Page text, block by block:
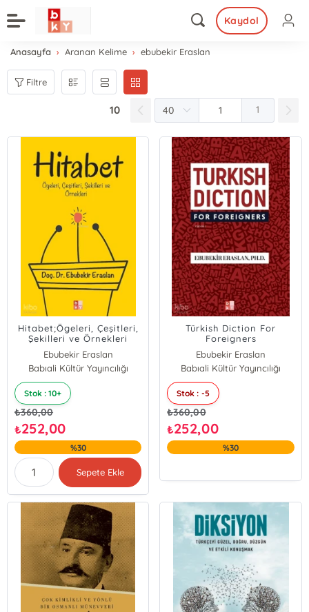
Kaydol
Anasayfa Aranan Kelime ebubekir Eraslan
Filtre
10 1
Hitabet;Ögeleri, Çeşitleri,
Şekilleri ve Örnekleri
Ebubekir Eraslan
Babıali Kültür Yayıncılığı
Stok : 10+
₺360,00
₺252,00
%30
Sepete Ekle
Türkish Diction For
Foreigners
Ebubekir Eraslan
Babıali Kültür Yayıncılığı
Stok : -5
₺360,00
₺252,00
%30